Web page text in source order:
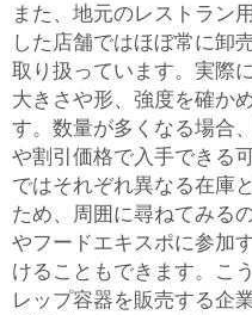
また、地元のレストラン
した店舗ではほぼ常に卸
取り扱っています。実際
大きさや形、強度を確か
す。数量が多くなる場合
や割引価格で入手できる
ではそれぞれ異なる在庫
ため、周囲に尋ねてみる
やフードエキスポに参加
けることもできます。こ
レップ容器を販売する企